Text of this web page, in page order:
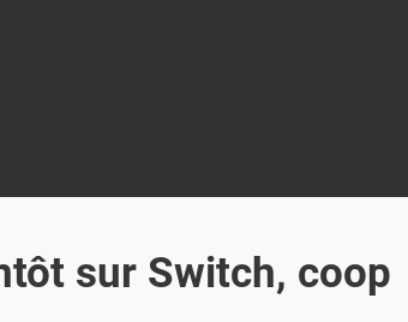
sur Switch, coop